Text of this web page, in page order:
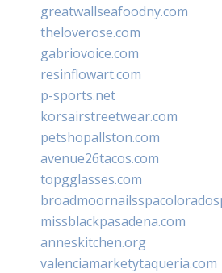
greatwallseafoodny.com
theloverose.com
gabriovoice.com
resinflowart.com
p-sports.net
korsairstreetwear.com
petshopallston.com
avenue26tacos.com
topgglasses.com
missblackpasadena.com
anneskitchen.org
valenciamarketytaqueria.com